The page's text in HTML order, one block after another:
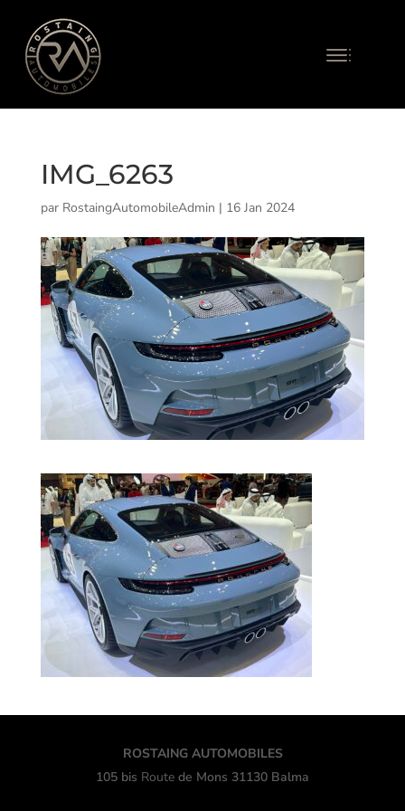
IMG_6263
par RostaingAutomobileAdmin | 16 Jan 2024
ROSTAING AUTOMOBILES
105 bis Route de Mons 31130 Balma